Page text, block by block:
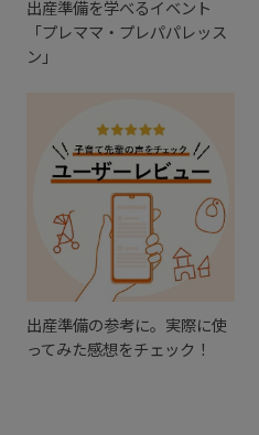
出産準備を学べるイベント
「プレママ・プレパパレッス
ン」
出産準備の参考に。実際に使
ってみた感想をチェック！